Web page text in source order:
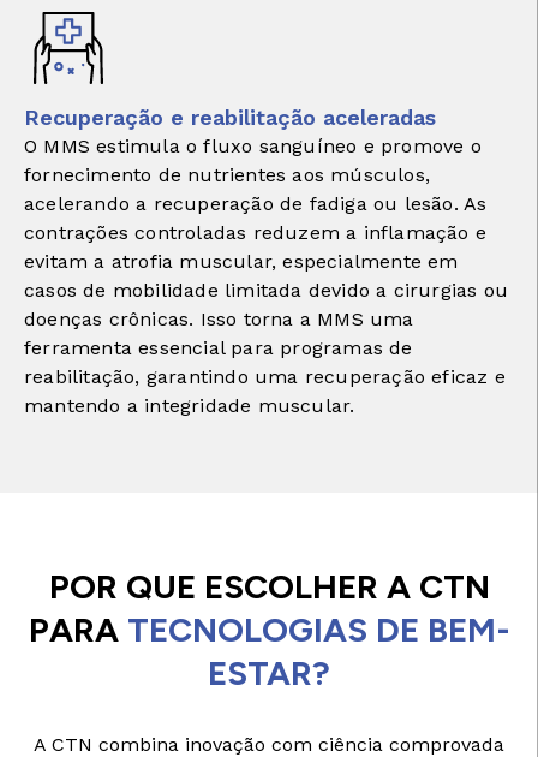
Recuperação e reabilitação aceleradas
O MMS estimula o fluxo sanguíneo e promove o
fornecimento de nutrientes aos músculos,
acelerando a recuperação de fadiga ou lesão. As
contrações controladas reduzem a inflamação e
evitam a atrofia muscular, especialmente em
casos de mobilidade limitada devido a cirurgias ou
doenças crônicas. Isso torna a MMS uma
ferramenta essencial para programas de
reabilitação, garantindo uma recuperação eficaz e
mantendo a integridade muscular.
POR QUE ESCOLHER A CTN
PARA TECNOLOGIAS DE BEM-
ESTAR?
A CTN combina inovação com ciência comprovada